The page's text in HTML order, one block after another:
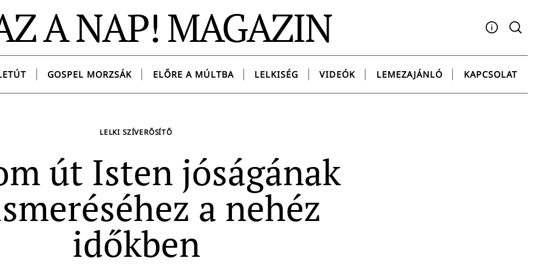
A NAP! MAGAZIN
Facebook
YouTubeInstagram
TwitterSpotify
GOSPEL MORZSÁK ELŐRE A MÚLTBA LELKISÉG VIDEÓK LEMEZAJÁNLÓ KAPCSOLAT
LELKI SZÍVERŐSÍTŐ
út Isten jóságának
a nehéz
időkben